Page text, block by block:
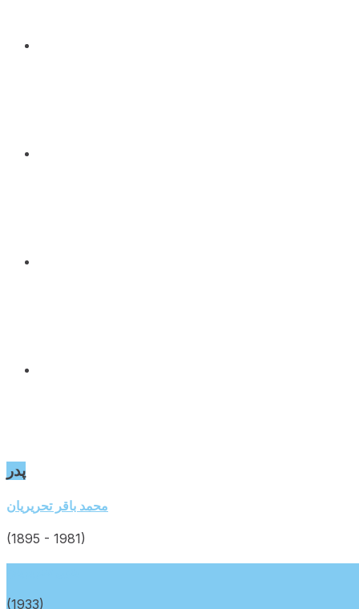
پدر
Go
profile
محمد باقر تحریریان
(1895 - 1981)
profile
(1933)